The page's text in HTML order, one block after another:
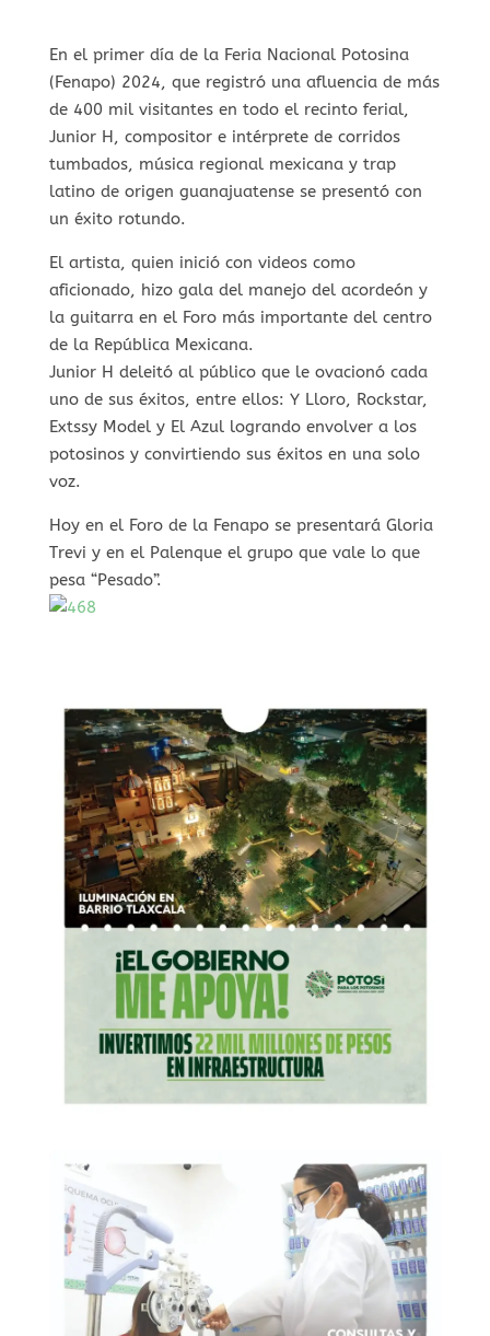
En el primer día de la Feria Nacional Potosina
(Fenapo) 2024, que registró una afluencia de más
de 400 mil visitantes en todo el recinto ferial,
Junior H, compositor e intérprete de corridos
tumbados, música regional mexicana y trap
latino de origen guanajuatense se presentó con
un éxito rotundo.
El artista, quien inició con videos como
aficionado, hizo gala del manejo del acordeón y
la guitarra en el Foro más importante del centro
de la República Mexicana.
Junior H deleitó al público que le ovacionó cada
uno de sus éxitos, entre ellos: Y Lloro, Rockstar,
Extssy Model y El Azul logrando envolver a los
potosinos y convirtiendo sus éxitos en una solo
voz.
Hoy en el Foro de la Fenapo se presentará Gloria
Trevi y en el Palenque el grupo que vale lo que
pesa “Pesado”.